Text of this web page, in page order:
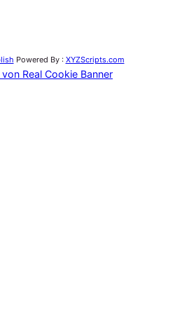
Powered By : XYZScripts.com
Real Cookie Banner